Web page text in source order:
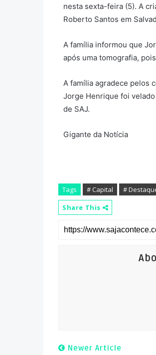
nesta sexta-feira (5). A
Roberto Santos em
A família informou que
após uma tomografia,
A família agradece pelos
Jorge Henrique foi
de SAJ.
Gigante da Notícia
Tags # Capital #
Share This
Newer Article